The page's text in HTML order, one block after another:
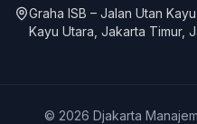
Graha ISB – Jalan Utan
Kayu Utara, Jakarta Timur,
© 2026 Djakarta